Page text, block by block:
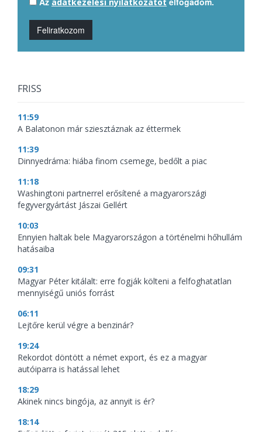
Feliratkozom
FRISS
11:59
A Balatonon már sziesztáznak az éttermek
11:39
Dinnyedráma: hiába finom csemege, bedőlt a piac
11:18
Washingtoni partnerrel erősítené a magyarországi
fegyvergyártást Jászai Gellért
10:03
Ennyien haltak bele Magyarországon a történelmi hőhullám
hatásaiba
09:31
Magyar Péter kitálalt: erre fogják költeni a felfoghatatlan
mennyiségű uniós forrást
06:11
Lejtőre kerül végre a benzinár?
19:24
Rekordot döntött a német export, és ez a magyar
autóiparra is hatással lehet
18:29
Akinek nincs bingója, az annyit is ér?
18:14